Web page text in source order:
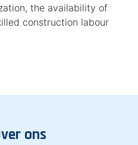
the availability of
construction labour
ons